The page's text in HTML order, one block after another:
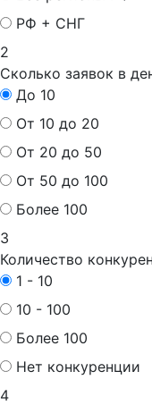
РФ + СНГ
2
Сколько заявок в
До 10
От 10 до 20
От 20 до 50
От 50 до 100
Более 100
3
Количество
1 - 10
10 - 100
Более 100
Нет конкуренции
4